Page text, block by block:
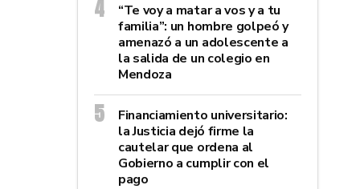
“Te voy a matar a vos y a tu
familia”: un hombre golpeó y
amenazó a un adolescente a
la salida de un colegio en
Mendoza
Financiamiento universitario:
la Justicia dejó firme la
cautelar que ordena al
Gobierno a cumplir con el
pago